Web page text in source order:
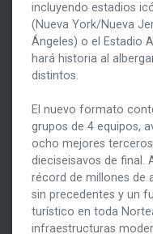
incluyendo estadios
(Nueva York/Nueva
Ángeles) o el Estadio
hará historia al
distintos.
El nuevo formato
grupos de 4 equipos,
ocho mejores
dieciseisavos de final.
récord de millones de
sin precedentes y un
turístico en toda
infraestructuras